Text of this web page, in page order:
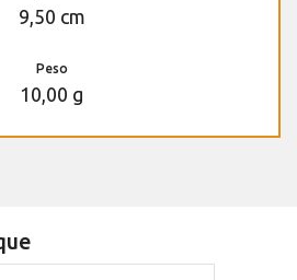
9,50 cm
Peso
10,00 g